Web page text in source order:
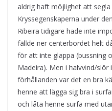
aldrig haft möjlighet att
Kryssegenskaperna under
Ribeira tidigare hade inte
fällde ner centerbordet helt
för att inte glappa (bussning
Madeira). Men i halvvind/slör
förhållanden var det en bra
henne att lägga sig bra i
och låta henne surfa med